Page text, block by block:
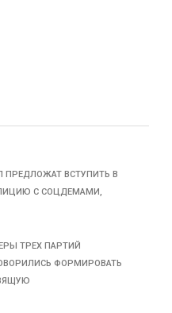
ПРЕДЛОЖАТ ВСТУПИТЬ В
С СОЦДЕМАМИ,
ТРЕХ ПАРТИЙ
ФОРМИРОВАТЬ